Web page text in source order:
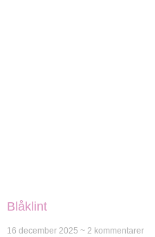
Blåklint
16 december 2025 2 kommentarer